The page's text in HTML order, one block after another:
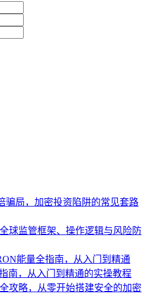
骗局，加密投资陷阱的常见套路
球监管框架、操作逻辑与风险防
能量全指南，从入门到精通
南，从入门到精通的实操教程
攻略，从零开始搭建安全的加密